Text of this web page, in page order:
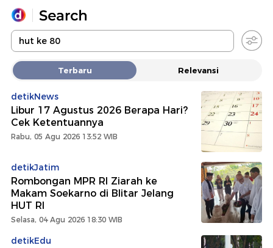
Yang sedang ramai dicari
Loading...
Promoted
Terakhir yang dicari
Terbaru Relevansi
detikNews
Libur 17 Agustus 2026 Berapa Hari?
Cek Ketentuannya
Rabu, 05 Agu 2026 13:52 WIB
detikJatim
Rombongan MPR RI Ziarah ke
Makam Soekarno di Blitar Jelang
HUT RI
Selasa, 04 Agu 2026 18:30 WIB
detikEdu